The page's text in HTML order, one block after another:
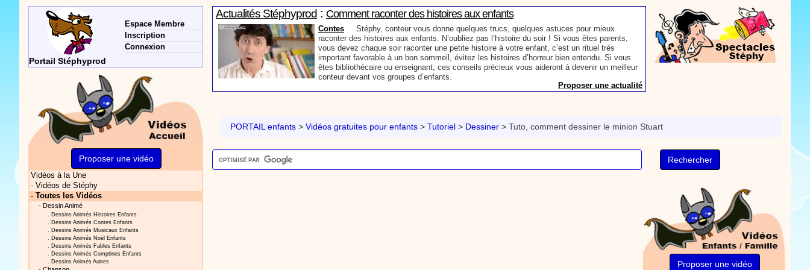
Actualités Stéphyprod : Comment raconter des histoires aux enfants
Contes Stéphy, conteur vous donne quelques trucs, quelques astuces pour mieux
raconter des histoires aux enfants. N’oubliez pas l’histoire du soir ! Si vous êtes parents,
vous devez chaque soir raconter une petite histoire à votre enfant, c’est un rituel très
important favorable à un bon sommeil, évitez les histoires d’horreur bien entendu. Si vous
êtes bibliothécaire ou enseignant, ces conseils précieux vous aideront à devenir un meilleur
conteur devant vos groupes d’enfants.
Proposer une actualité
enseignants et les enfants. Animation d'une activité manuelle pour les enfants. Atelier de peinture et de
graphisme.
Proposer une vidéo
PORTAIL enfants > Vidéos gratuites pour enfants > Tutoriel > Dessiner > Tuto, comment dessiner le minion Stuart
Proposer une vidéo
Portail Stéphyprod
Espace Membre
Inscription
Connexion
Proposer une vidéo
Vidéos à la Une
- Vidéos de Stéphy
- Toutes les Vidéos
- Dessin Animé
. Dessins Animés Histoires Enfants
. Dessins Animés Contes Enfants
. Dessins Animés Musicaux Enfants
. Dessins Animés Noël Enfants
. Dessins Animés Fables Enfants
. Dessins Animés Comptines Enfants
. Dessins Animés Autres